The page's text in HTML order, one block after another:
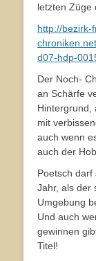
letzten Züge
http://bezirk-
d07-hdp-
Der Noch-
an Schärfe
Hintergrund,
mit
auch wenn
auch der
Poetsch darf
Jahr, als der
Umgebung
Und auch
gewinnen
Titel!